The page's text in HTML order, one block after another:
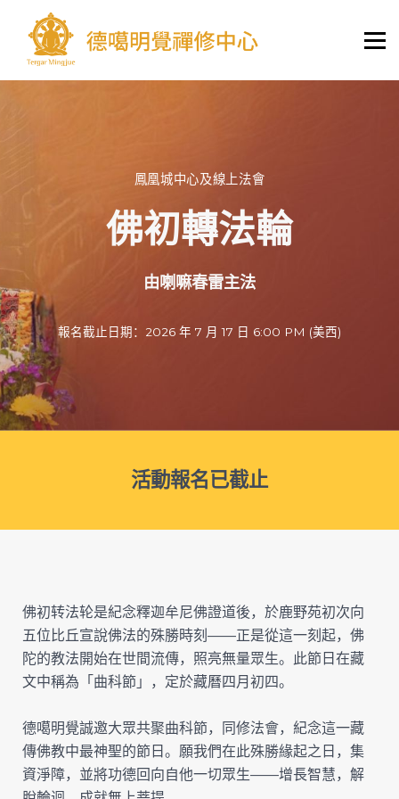
德噶教學體系
鳳凰城中心及線上法會
佛初轉法輪
由喇嘛春雷主法
報名截止日期：2026 年 7 月 17 日 6:00 PM (美西)
活動報名已截止
佛初转法轮是紀念釋迦牟尼佛證道後，於鹿野苑初次向
五位比丘宣說佛法的殊勝時刻——正是從這一刻起，佛
陀的教法開始在世間流傳，照亮無量眾生。此節日在藏
文中稱為「曲科節」，定於藏曆四月初四。
德噶明覺誠邀大眾共聚曲科節，同修法會，紀念這一藏
傳佛教中最神聖的節日。願我們在此殊勝緣起之日，集
資淨障，並將功德回向自他一切眾生——增長智慧，解